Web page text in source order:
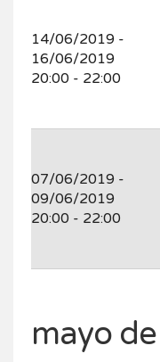
14/06/2019 -
16/06/2019
20:00 - 22:00
07/06/2019 -
09/06/2019
20:00 - 22:00
mayo